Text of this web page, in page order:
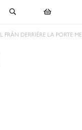
DERRIÉRE LA PORTE